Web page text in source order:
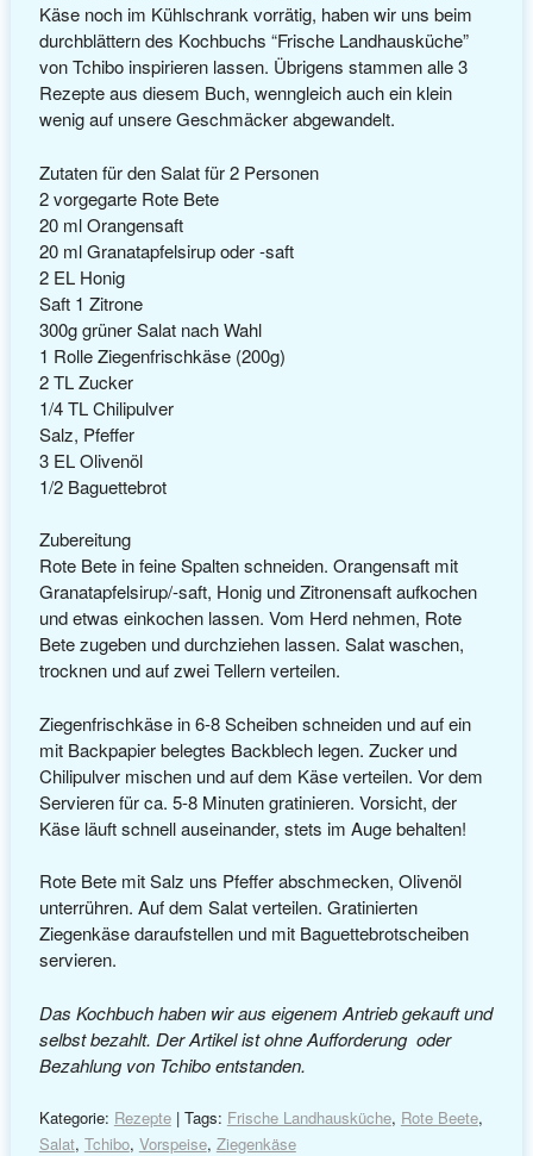
Käse noch im Kühlschrank vorrätig, haben wir uns beim
durchblättern des Kochbuchs “Frische Landhausküche”
von Tchibo inspirieren lassen. Übrigens stammen alle 3
Rezepte aus diesem Buch, wenngleich auch ein klein
wenig auf unsere Geschmäcker abgewandelt.
Zutaten für den Salat für 2 Personen
2 vorgegarte Rote Bete
20 ml Orangensaft
20 ml Granatapfelsirup oder -saft
2 EL Honig
Saft 1 Zitrone
300g grüner Salat nach Wahl
1 Rolle Ziegenfrischkäse (200g)
2 TL Zucker
1/4 TL Chilipulver
Salz, Pfeffer
3 EL Olivenöl
1/2 Baguettebrot
Zubereitung
Rote Bete in feine Spalten schneiden. Orangensaft mit
Granatapfelsirup/-saft, Honig und Zitronensaft aufkochen
und etwas einkochen lassen. Vom Herd nehmen, Rote
Bete zugeben und durchziehen lassen. Salat waschen,
trocknen und auf zwei Tellern verteilen.
Ziegenfrischkäse in 6-8 Scheiben schneiden und auf ein
mit Backpapier belegtes Backblech legen. Zucker und
Chilipulver mischen und auf dem Käse verteilen. Vor dem
Servieren für ca. 5-8 Minuten gratinieren. Vorsicht, der
Käse läuft schnell auseinander, stets im Auge behalten!
Rote Bete mit Salz uns Pfeffer abschmecken, Olivenöl
unterrühren. Auf dem Salat verteilen. Gratinierten
Ziegenkäse daraufstellen und mit Baguettebrotscheiben
servieren.
Das Kochbuch haben wir aus eigenem Antrieb gekauft und
selbst bezahlt. Der Artikel ist ohne Aufforderung oder
Bezahlung von Tchibo entstanden.
Kategorie: Rezepte| Tags: Frische Landhausküche, Rote Beete,
Salat, Tchibo, Vorspeise, Ziegenkäse